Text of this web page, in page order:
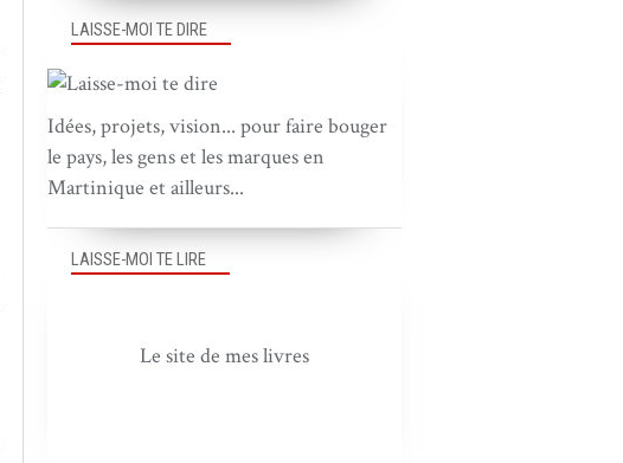
LAISSE-MOI TE DIRE
Idées, projets, vision... pour faire bouger
le pays, les gens et les marques en
Martinique et ailleurs...
LAISSE-MOI TE LIRE
Le site de mes livres